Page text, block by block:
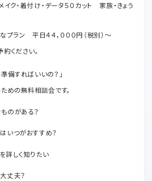
・着付け・データ５０カット 家族・きょう
プラン 平日４４，０００円（税別）〜
ください。
備すればいいの？」
めの無料相談会です。
のがある？
いつがおすすめ？
詳しく知りたい
丈夫？